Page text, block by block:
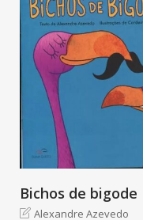
Bichos de bigode
Alexandre Azevedo